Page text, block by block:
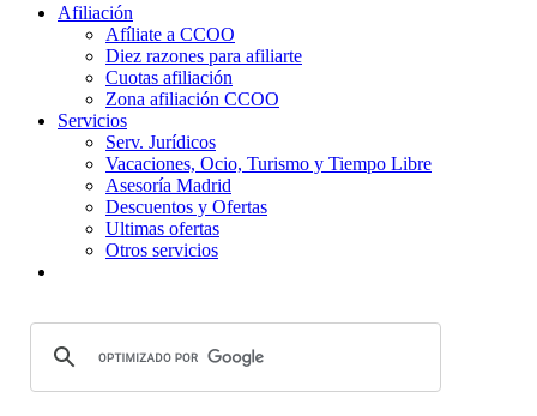
Afiliación
Afíliate a CCOO
Diez razones para afiliarte
Cuotas afiliación
Zona afiliación CCOO
Servicios
Serv. Jurídicos
Vacaciones, Ocio, Turismo y Tiempo Libre
Asesoría Madrid
Descuentos y Ofertas
Ultimas ofertas
Otros servicios